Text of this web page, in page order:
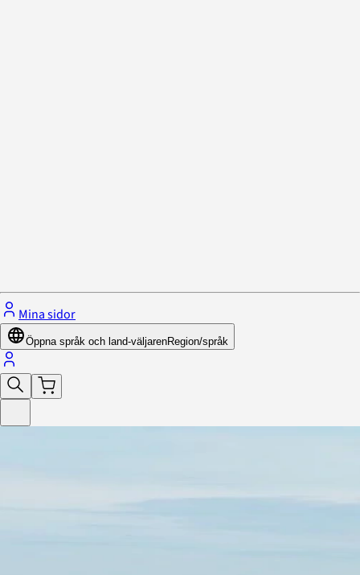
Mina sidor
Öppna språk och land-väljarenRegion/språk